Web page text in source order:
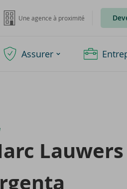
Une agence à proximité
Assurer